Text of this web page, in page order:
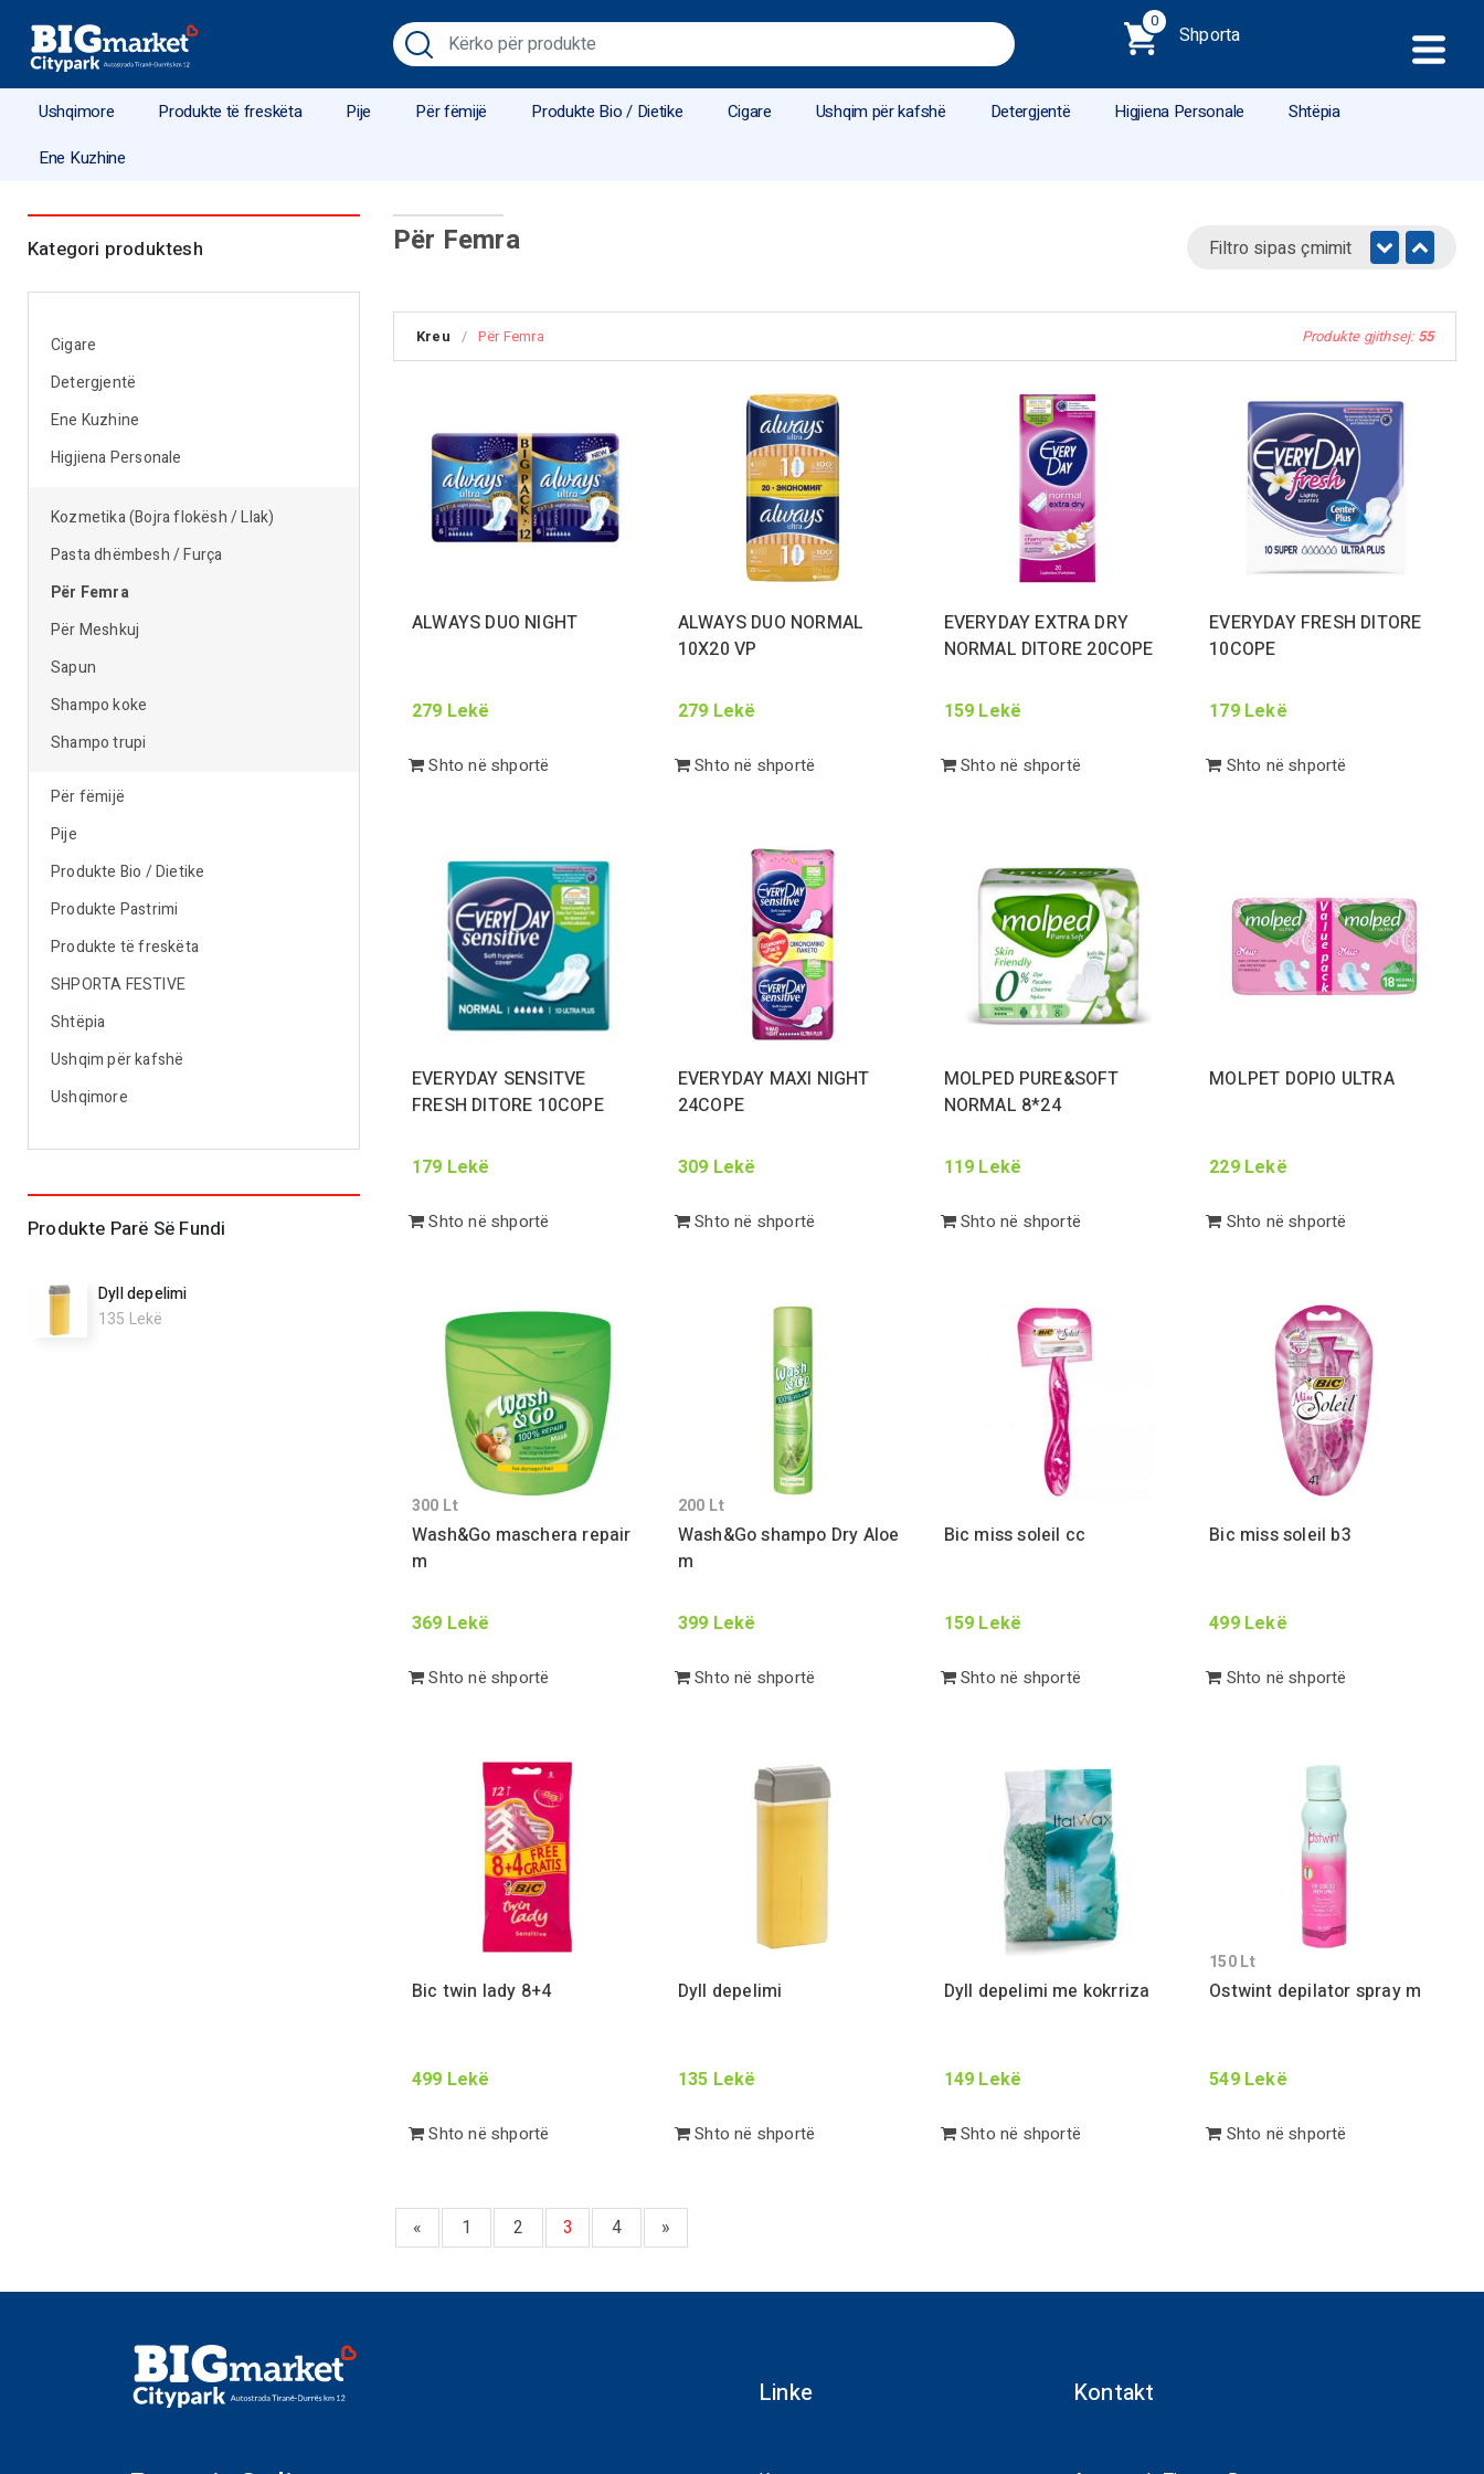
0
Shporta
Ushqimore Produkte të freskëta Pije Për fëmijë Produkte Bio / Dietike Cigare Ushqim për kafshë Detergjentë Higjiena Personale
Shtëpia
Ene Kuzhine
Kategori produktesh
Cigare
Detergjentë
Ene Kuzhine
Higjiena Personale
Kozmetika (Bojra flokësh / Llak)
Pasta dhëmbesh / Furça
Për Femra
Për Meshkuj
Sapun
Shampo koke
Shampo trupi
Për fëmijë
Pije
Produkte Bio / Dietike
Produkte Pastrimi
Produkte të freskëta
SHPORTA FESTIVE
Shtëpia
Ushqim për kafshë
Ushqimore
Produkte Parë Së Fundi
Dyll depelimi
135 Lekë
Për Femra Filtro sipas çmimit
Kreu / Për Femra Produkte gjithsej: 55
ALWAYS DUO NIGHT
279 Lekë
Shto në shportë
ALWAYS DUO NORMAL
10X20 VP
279 Lekë
Shto në shportë
EVERYDAY EXTRA DRY
NORMAL DITORE 20COPE
159 Lekë
Shto në shportë
EVERYDAY FRESH DITORE
10COPE
179Lekë
Shto në shportë
EVERYDAY SENSITVE
FRESH DITORE 10COPE
179 Lekë
Shto në shportë
EVERYDAY MAXI NIGHT
24COPE
309 Lekë
Shto në shportë
MOLPED PURE&SOFT
NORMAL 8*24
119 Lekë
Shto në shportë
MOLPET DOPIO ULTRA
229Lekë
Shto në shportë
Wash&Go maschera repair
300 Lt
m
369 Lekë
Shto në shportë
Wash&Go shampo Dry Aloe
200 Lt
m
399 Lekë
Shto në shportë
Bic miss soleil cc
159 Lekë
Shto në shportë
Bic miss soleil b3
499Lekë
Shto në shportë
Bic twin lady 8+4
499 Lekë
Shto në shportë
Dyll depelimi
135 Lekë
Shto në shportë
Dyll depelimi me kokrriza
149 Lekë
Shto në shportë
Ostwint depilator spray
150Lt
m
549Lekë
Shto në shportë
« 1 2 3 4 »
Linke Kontakt